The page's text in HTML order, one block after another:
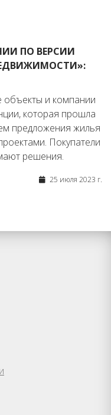
ПО ВЕРСИИ
объекты и компании
которая прошла
предложения жилья
Покупатели
решения.
25 июля 2023 г.